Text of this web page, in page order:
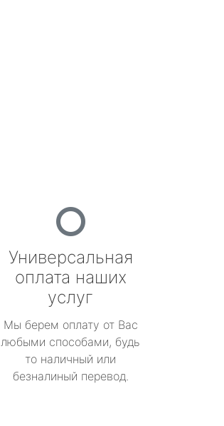
Универсальная
оплата наших
услуг
Мы берем оплату от Вас
любыми способами, будь
то наличный или
безналиный перевод.